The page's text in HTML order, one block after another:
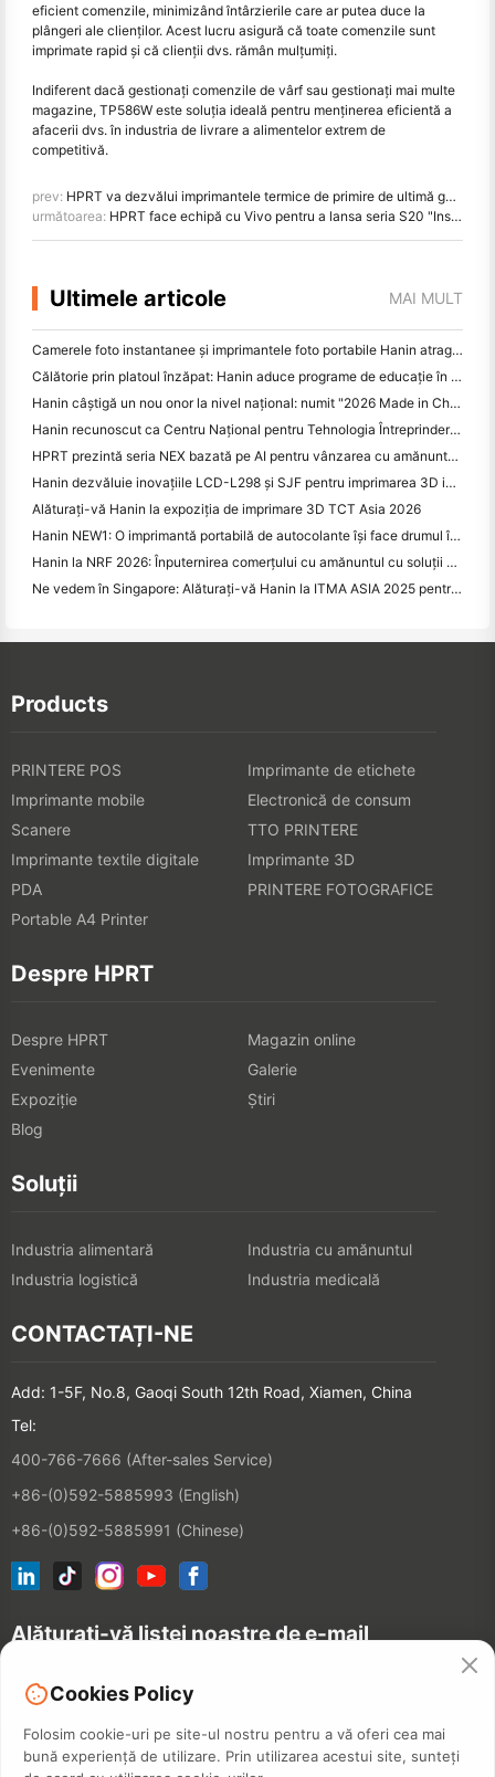
eficient comenzile, minimizând întârzierile care ar putea duce la
plângeri ale clienților. Acest lucru asigură că toate comenzile sunt
imprimate rapid și că clienții dvs. rămân mulțumiți.
Indiferent dacă gestionați comenzile de vârf sau gestionați mai multe
magazine, TP586W este soluția ideală pentru menținerea eficientă a
afacerii dvs. în industria de livrare a alimentelor extrem de
competitivă.
prev: HPRT va dezvălui imprimantele termice de primire de ultimă generație la Conferința industrială a informatizării afacerilor din China în 2024
următoarea: HPRT face echipă cu Vivo pentru a lansa seria S20 "Instant Photo Camera"!
Ultimele articole MAI MULT
Camerele foto instantanee și imprimantele foto portabile Hanin atrag un interes puternic la IEAE Shenzhen 2026
Călătorie prin platoul înzăpat: Hanin aduce programe de educație în fotografie copiilor din Qamdo
Hanin câștigă un nou onor la nivel național: numit "2026 Made in China · Brand de încredere de către consumatori"
Hanin recunoscut ca Centru Național pentru Tehnologia Întreprinderilor pentru Leadership în Inovare
HPRT prezintă seria NEX bazată pe AI pentru vânzarea cu amănuntul inteligentă la CHINASHOP 2026
Hanin dezvăluie inovațiile LCD-L298 și SJF pentru imprimarea 3D industrială la TCT Asia 2026
Alăturați-vă Hanin la expoziția de imprimare 3D TCT Asia 2026
Hanin NEW1: O imprimantă portabilă de autocolante își face drumul în magazinele LOFT din Japonia
Hanin la NRF 2026: Înputernirea comerțului cu amănuntul cu soluții de tipărire inteligente cu scenarii complete
Ne vedem în Singapore: Alăturați-vă Hanin la ITMA ASIA 2025 pentru a fi martori la cea mai recentă tehnologie de imprimare digitală
Products
PRINTERE POS
Imprimante de etichete
Imprimante mobile
Electronică de consum
Scanere
TTO PRINTERE
Imprimante textile digitale
Imprimante 3D
PDA
PRINTERE FOTOGRAFICE
Portable A4 Printer
Despre HPRT
Despre HPRT
Magazin online
Evenimente
Galerie
Expoziţie
Știri
Blog
Soluții
Industria alimentară
Industria cu amănuntul
Industria logistică
Industria medicală
CONTACTAȚI-NE
Add: 1-5F, No.8, Gaoqi South 12th Road, Xiamen, China
Tel:
400-766-7666 (After-sales Service)
+86-(0)592-5885993 (English)
+86-(0)592-5885991 (Chinese)
Alăturați-vă listei noastre de e-mail
Cookies Policy
Folosim cookie-uri pe site-ul nostru pentru a vă oferi cea mai
bună experiență de utilizare. Prin utilizarea acestui site, sunteți